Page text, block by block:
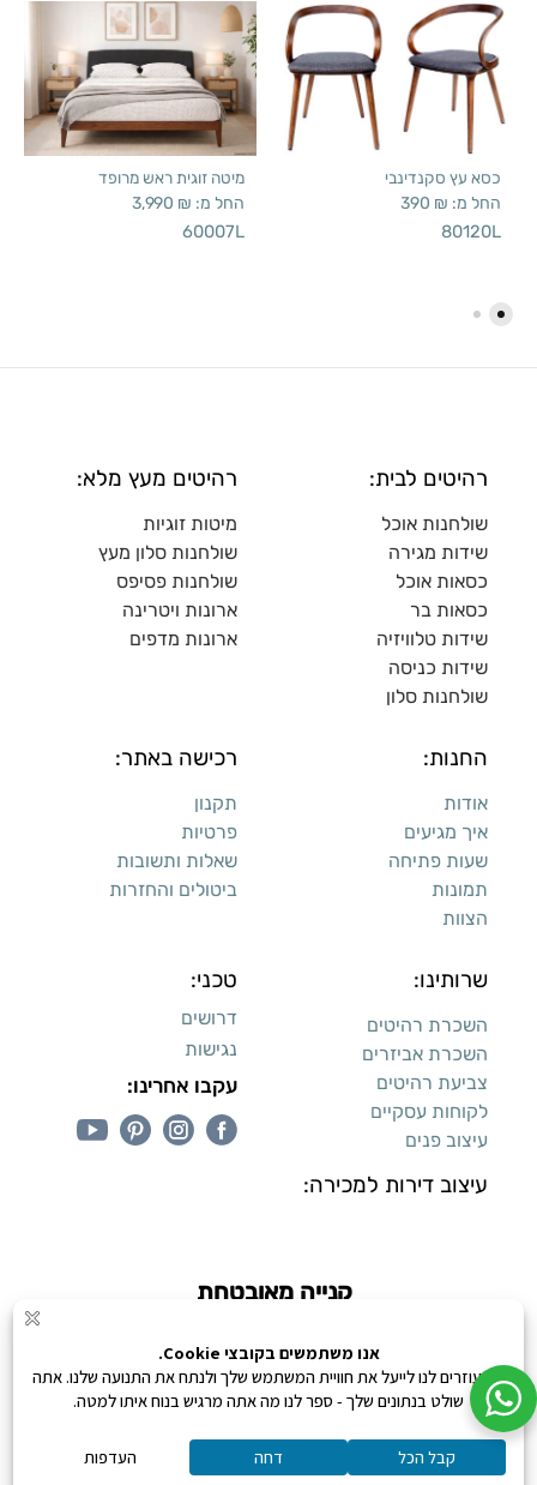
כסא עץ סקנדינבי
החל מ: 390 ₪
80120L
מיטה זוגית ראש מרופד
החל מ: 3,990 ₪
60007L
רהיטים לבית:
שולחנות אוכל
שידות מגירה
כסאות אוכל
כסאות בר
שידות טלוויזיה
שידות כניסה
שולחנות סלון
רהיטים מעץ מלא:
מיטות זוגיות
שולחנות סלון מעץ
שולחנות פסיפס
ארונות ויטרינה
ארונות מדפים
החנות:
אודות
איך מגיעים
שעות פתיחה
תמונות
הצוות
רכישה באתר:
תקנון
פרטיות
שאלות ותשובות
ביטולים והחזרות
שרותינו:
השכרת רהיטים
השכרת אביזרים
צביעת רהיטים
לקוחות עסקיים
עיצוב פנים
עיצוב דירות למכירה:
טכני:
דרושים
נגישות
עקבו אחרינו:
קנייה מאובטחת
כל הזכויות שמורות ליעקב טוינה © 2026,